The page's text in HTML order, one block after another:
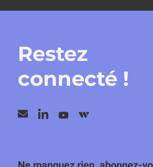
Restez
connecté !